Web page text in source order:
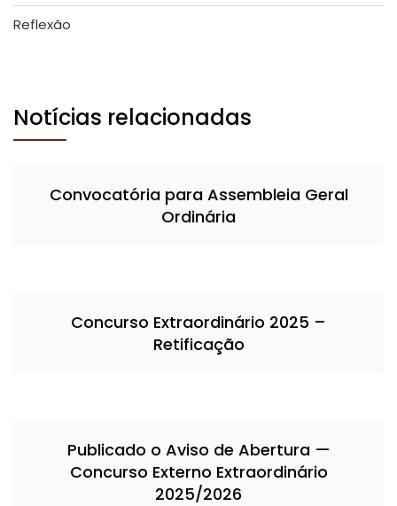
Reflexão
Notícias relacionadas
Convocatória para Assembleia Geral
Ordinária
Concurso Extraordinário 2025 –
Retificação
Publicado o Aviso de Abertura —
Concurso Externo Extraordinário
2025/2026